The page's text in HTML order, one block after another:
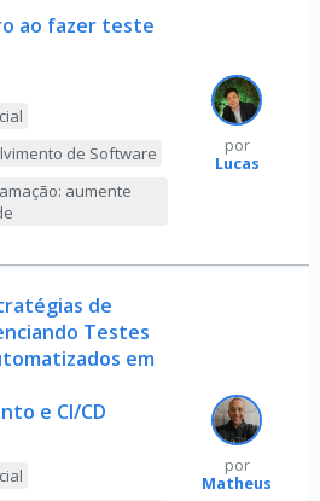
ao fazer teste
de Software
aumente
por
Lucas
de
Testes
em
e CI/CD
por
Matheus